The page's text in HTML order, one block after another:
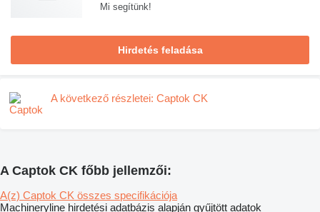
Mi segítünk!
Hirdetés feladása
A következő részletei: Captok CK
A Captok CK főbb jellemzői:
A(z) Captok CK összes specifikációja
Machineryline hirdetési adatbázis alapján gyűjtött adatok